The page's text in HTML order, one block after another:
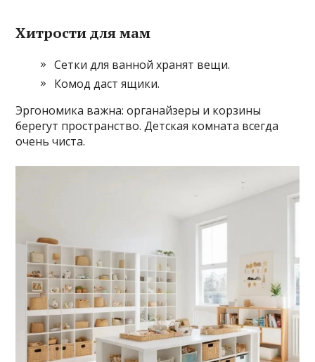
Хитрости для мам
Сетки для ванной хранят вещи.
Комод даст ящики.
Эргономика важна: органайзеры и корзины
берегут пространство. Детская комната всегда
очень чиста.